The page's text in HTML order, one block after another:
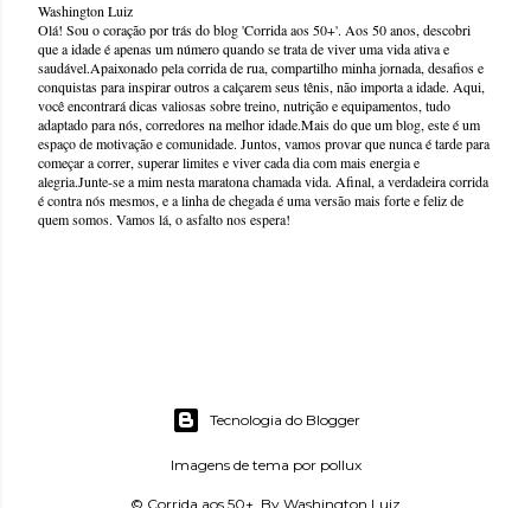
Washington Luiz
Olá! Sou o coração por trás do blog 'Corrida aos 50+'. Aos 50 anos, descobri
que a idade é apenas um número quando se trata de viver uma vida ativa e
saudável.Apaixonado pela corrida de rua, compartilho minha jornada, desafios e
conquistas para inspirar outros a calçarem seus tênis, não importa a idade. Aqui,
você encontrará dicas valiosas sobre treino, nutrição e equipamentos, tudo
adaptado para nós, corredores na melhor idade.Mais do que um blog, este é um
espaço de motivação e comunidade. Juntos, vamos provar que nunca é tarde para
começar a correr, superar limites e viver cada dia com mais energia e
alegria.Junte-se a mim nesta maratona chamada vida. Afinal, a verdadeira corrida
é contra nós mesmos, e a linha de chegada é uma versão mais forte e feliz de
quem somos. Vamos lá, o asfalto nos espera!
Tecnologia do Blogger
Imagens de tema por pollux
© Corrida aos 50+. By Washington Luiz